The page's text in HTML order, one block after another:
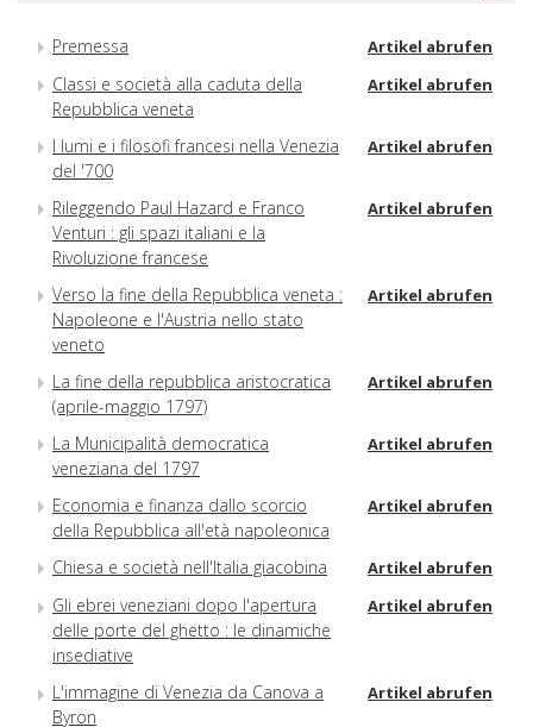
Premessa Artikel abrufen
Classi e società alla caduta della
Repubblica veneta
Artikel abrufen
I lumi e i filosofi francesi nella Venezia
del '700
Artikel abrufen
Rileggendo Paul Hazard e Franco
Venturi : gli spazi italiani e la
Rivoluzione francese
Artikel abrufen
Verso la fine della Repubblica veneta :
Napoleone e l'Austria nello stato
veneto
Artikel abrufen
La fine della repubblica aristocratica
(aprile-maggio 1797)
Artikel abrufen
La Municipalità democratica
veneziana del 1797
Artikel abrufen
Economia e finanza dallo scorcio
della Repubblica all'età napoleonica
Artikel abrufen
Chiesa e società nell'Italia giacobina Artikel abrufen
Gli ebrei veneziani dopo l'apertura
delle porte del ghetto : le dinamiche
insediative
Artikel abrufen
L'immagine di Venezia da Canova a
Byron
Artikel abrufen